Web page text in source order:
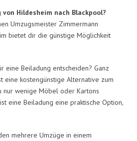
Hildesheim nach Blackpool?
Umzugsmeister Zimmermann
bietet dir die günstige Möglichkeit
eine Beiladung entscheiden? Ganz
eine kostengünstige Alternative zum
nur wenige Möbel oder Kartons
eine Beiladung eine praktische Option,
mehrere Umzüge in einem